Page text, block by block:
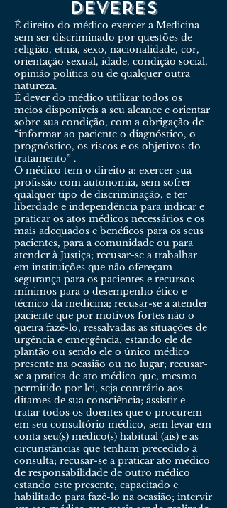
DEVERES
É direito do médico exercer a Medicina
sem ser discriminado por questões de
religião, etnia, sexo, nacionalidade, cor,
orientação sexual, idade, condição social,
opinião política ou de qualquer outra
natureza.
É dever do médico utilizar todos os
meios disponíveis a seu alcance e orientar
sobre sua condição, com a obrigação de
“informar ao paciente o diagnóstico, o
prognóstico, os riscos e os objetivos do
tratamento” .
O médico tem o direito a: exercer sua
profissão com autonomia, sem sofrer
qualquer tipo de discriminação, e ter
liberdade e independência para indicar e
praticar os atos médicos necessários e os
mais adequados e benéficos para os seus
pacientes, para a comunidade ou para
atender à Justiça; recusar-se a trabalhar
em instituições que não ofereçam
segurança para os pacientes e recursos
mínimos para o desempenho ético e
técnico da medicina; recusar-se a atender
paciente que por motivos fortes não o
queira fazê-lo, ressalvadas as situações de
urgência e emergência, estando ele de
plantão ou sendo ele o único médico
presente na ocasião ou no lugar; recusar-
se a pratica de ato médico que, mesmo
permitido por lei, seja contrário aos
ditames de sua consciência; assistir e
tratar todos os doentes que o procurem
em seu consultório médico, sem levar em
conta seu(s) médico(s) habitual (ais) e as
circunstâncias que tenham precedido à
consulta; recusar-se a praticar ato médico
de responsabilidade de outro médico
estando este presente, capacitado e
habilitado para fazê-lo na ocasião; intervir